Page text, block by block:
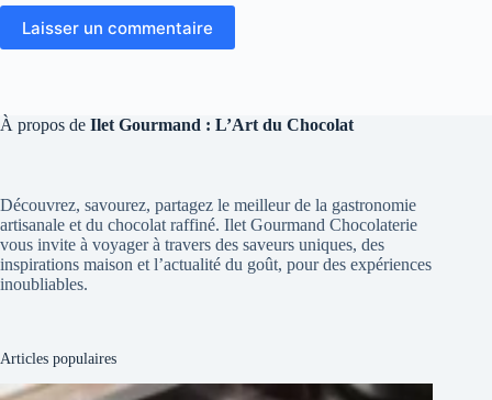
Laisser un commentaire
À propos de Ilet Gourmand : L’Art du Chocolat
Découvrez, savourez, partagez le meilleur de la gastronomie
artisanale et du chocolat raffiné. Ilet Gourmand Chocolaterie
vous invite à voyager à travers des saveurs uniques, des
inspirations maison et l’actualité du goût, pour des expériences
inoubliables.
Articles populaires